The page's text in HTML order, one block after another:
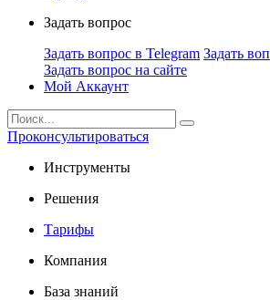
Задать вопрос
Задать вопрос в Telegram Задать
Задать вопрос на сайте
Мой Аккаунт
Проконсультироваться
Инструменты
Решения
Тарифы
Компания
База знаний